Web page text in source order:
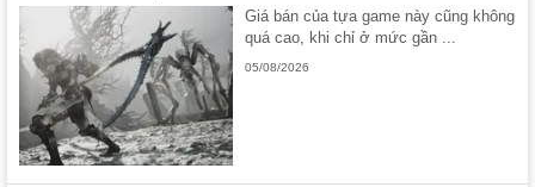
Giá bán của tựa game này cũng không
quá cao, khi chỉ ở mức gần ...
05/08/2026